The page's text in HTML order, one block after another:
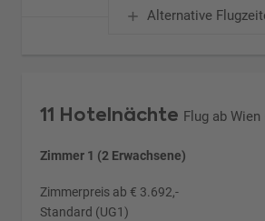
Alternative
11 Hotelnächte Flug ab Wien
Zimmer 1 (2 Erwachsene)
Zimmerpreis ab € 3.692,-
Standard (UG1)